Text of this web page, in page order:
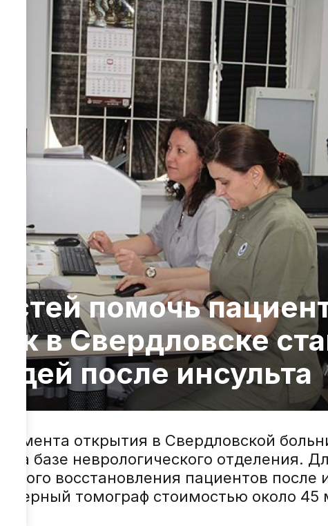
помочь
в Свердловске
после инсульта
открытия в Свердловской
на базе неврологического отделения.
восстановления пациентов после
томограф стоимостью около 45